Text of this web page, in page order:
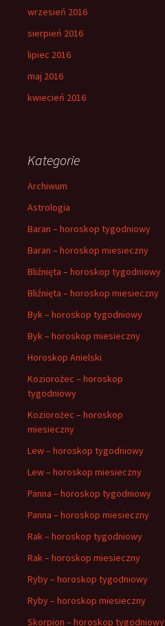
wrzesień 2016
sierpień 2016
lipiec 2016
maj 2016
kwiecień 2016
Kategorie
Archiwum
Astrologia
Baran – horoskop tygodniowy
Baran – horoskop miesieczny
Bliźnięta – horoskop tygodniowy
Bliźnięta – horoskop miesieczny
Byk – horoskop tygodniowy
Byk – horoskop miesieczny
Horoskop Anielski
Koziorożec – horoskop
tygodniowy
Koziorożec – horoskop
miesieczny
Lew – horoskop tygodniowy
Lew – horoskop miesieczny
Panna – horoskop tygodniowy
Panna – horoskop miesieczny
Rak – horoskop tygodniowy
Rak – horoskop miesieczny
Ryby – horoskop tygodniowy
Ryby – horoskop miesieczny
Skorpion – horoskop tygodniowy